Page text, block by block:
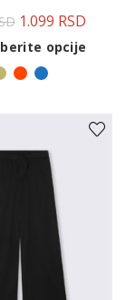
1.099 RSD
opcije